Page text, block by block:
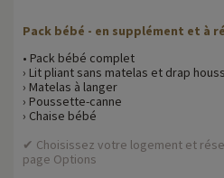
Pack bébé - en supplément et à
• Pack bébé complet
› Lit pliant sans matelas et drap
› Matelas à langer
› Poussette-canne
› Chaise bébé
✔ Choisissez votre logement et
page Options